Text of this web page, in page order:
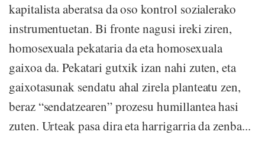
kapitalista aberatsa da oso kontrol sozialerako
instrumentuetan. Bi fronte nagusi ireki ziren,
homosexuala pekataria da eta homosexuala
gaixoa da. Pekatari gutxik izan nahi zuten, eta
gaixotasunak sendatu ahal zirela planteatu zen,
beraz “sendatzearen” prozesu humillantea hasi
zuten. Urteak pasa dira eta harrigarria da zenba...